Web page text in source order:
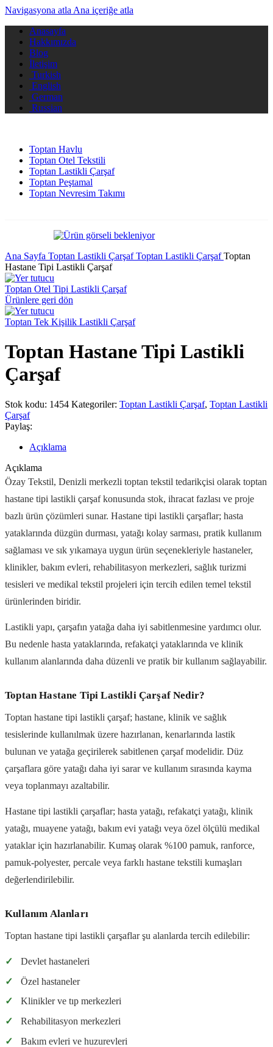
Navigasyona atla Ana içeriğe atla
Anasayfa
Hakkımızda
Blog
İletişim
Turkish
English
German
Russian
Toptan Havlu
Toptan Otel Tekstili
Toptan Lastikli Çarşaf
Toptan Peştamal
Toptan Nevresim Takımı
Ana Sayfa Toptan Lastikli ÇarşafToptan Lastikli ÇarşafToptan
Hastane Tipi Lastikli Çarşaf
Toptan Otel Tipi Lastikli Çarşaf
Ürünlere geri dön
Toptan Tek Kişilik Lastikli Çarşaf
Toptan Hastane Tipi Lastikli
Çarşaf
Stok kodu: 1454 Kategoriler: Toptan Lastikli Çarşaf, Toptan Lastikli
Çarşaf
Paylaş:
Açıklama
Açıklama
Özay Tekstil, Denizli merkezli toptan tekstil tedarikçisi olarak toptan
hastane tipi lastikli çarşaf konusunda stok, ihracat fazlası ve proje
bazlı ürün çözümleri sunar. Hastane tipi lastikli çarşaflar; hasta
yataklarında düzgün durması, yatağı kolay sarması, pratik kullanım
sağlaması ve sık yıkamaya uygun ürün seçenekleriyle hastaneler,
klinikler, bakım evleri, rehabilitasyon merkezleri, sağlık turizmi
tesisleri ve medikal tekstil projeleri için tercih edilen temel tekstil
ürünlerinden biridir.
Lastikli yapı, çarşafın yatağa daha iyi sabitlenmesine yardımcı olur.
Bu nedenle hasta yataklarında, refakatçi yataklarında ve klinik
kullanım alanlarında daha düzenli ve pratik bir kullanım sağlayabilir.
Toptan Hastane Tipi Lastikli Çarşaf Nedir?
Toptan hastane tipi lastikli çarşaf; hastane, klinik ve sağlık
tesislerinde kullanılmak üzere hazırlanan, kenarlarında lastik
bulunan ve yatağa geçirilerek sabitlenen çarşaf modelidir. Düz
çarşaflara göre yatağı daha iyi sarar ve kullanım sırasında kayma
veya toplanmayı azaltabilir.
Hastane tipi lastikli çarşaflar; hasta yatağı, refakatçi yatağı, klinik
yatağı, muayene yatağı, bakım evi yatağı veya özel ölçülü medikal
yataklar için hazırlanabilir. Kumaş olarak %100 pamuk, ranforce,
pamuk-polyester, percale veya farklı hastane tekstili kumaşları
değerlendirilebilir.
Kullanım Alanları
Toptan hastane tipi lastikli çarşaflar şu alanlarda tercih edilebilir:
✓
Devlet hastaneleri
✓
Özel hastaneler
✓
Klinikler ve tıp merkezleri
✓
Rehabilitasyon merkezleri
✓
Bakım evleri ve huzurevleri